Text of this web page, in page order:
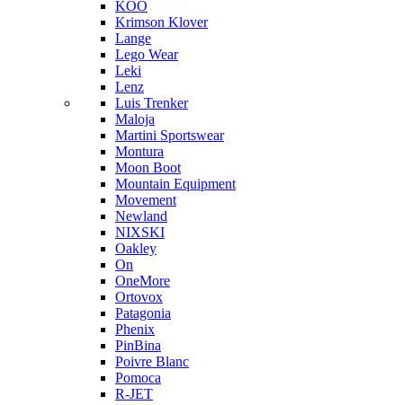
KOO
Krimson Klover
Lange
Lego Wear
Leki
Lenz
Luis Trenker
Maloja
Martini Sportswear
Montura
Moon Boot
Mountain Equipment
Movement
Newland
NIXSKI
Oakley
On
OneMore
Ortovox
Patagonia
Phenix
PinBina
Poivre Blanc
Pomoca
R-JET